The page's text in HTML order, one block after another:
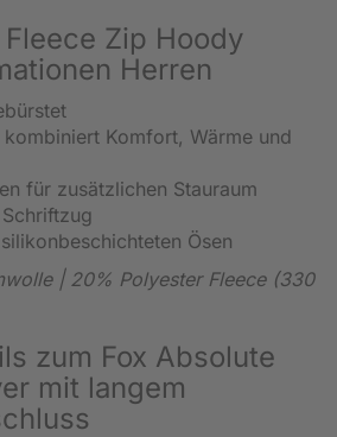
Zip Hoody
Herren
Komfort, Wärme und
für zusätzlichen Stauraum
Ösen
| 20% Polyester Fleece (330
zum Fox Absolute
mit langem